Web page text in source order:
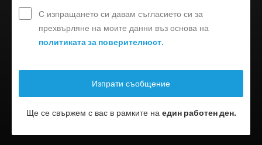
С изпращането си давам съгласието си за
прехвърляне на моите данни въз основа на
политиката за поверителност.
Ще се свържем с вас в рамките на един работен ден.